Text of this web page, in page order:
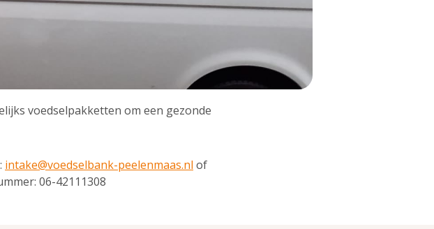
voedselpakketten om een gezonde
intake@voedselbank-peelenmaas.nl of
06-42111308